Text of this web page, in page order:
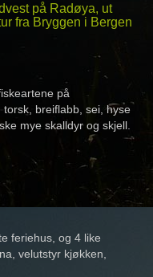
på Radøya, ut
fra Bryggen i Bergen
på
breiflabb, sei, hyse
mye skalldyr og skjell.
feriehus, og 4 like
velutstyr kjøkken,